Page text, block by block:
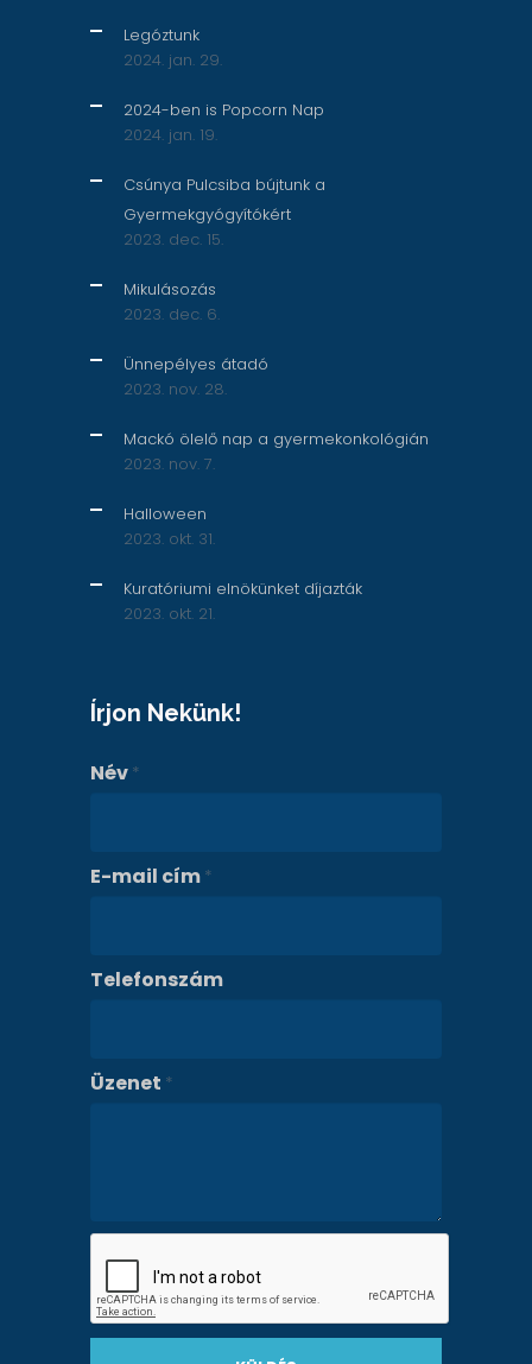
Legóztunk
2024. jan. 29.
2024-ben is Popcorn Nap
2024. jan. 19.
Csúnya Pulcsiba bújtunk a
Gyermekgyógyítókért
2023. dec. 15.
Mikulásozás
2023. dec. 6.
Ünnepélyes átadó
2023. nov. 28.
Mackó ölelő nap a gyermekonkológián
2023. nov. 7.
Halloween
2023. okt. 31.
Kuratóriumi elnökünket díjazták
2023. okt. 21.
Írjon Nekünk!
Név *
E-mail cím *
Telefonszám
Üzenet *